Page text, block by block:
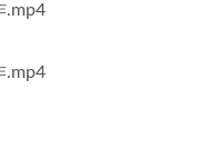
.mp4
.mp4